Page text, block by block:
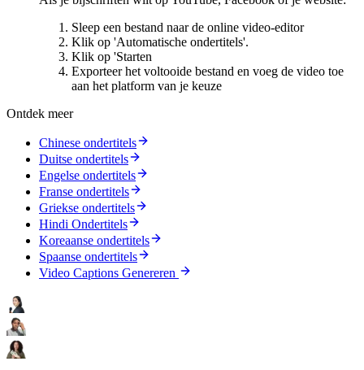
Sleep een bestand naar de online video-editor
Klik op 'Automatische ondertitels'.
Klik op 'Starten
Exporteer het voltooide bestand en voeg de video toe
aan het platform van je keuze
Ontdek meer
Chinese ondertitels
Duitse ondertitels
Engelse ondertitels
Franse ondertitels
Griekse ondertitels
Hindi Ondertitels
Koreaanse ondertitels
Spaanse ondertitels
Video Captions Genereren